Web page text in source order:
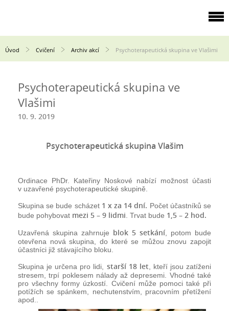
Úvod Cvičení Archiv akcí Psychoterapeutická skupina ve Vlašimi
Psychoterapeutická skupina ve
Vlašimi
10. 9. 2019
Psychoterapeutická skupina Vlašim
Ordinace PhDr. Kateřiny Noskové nabízí možnost účasti
v uzavřené psychoterapeutické skupině.
Skupina se bude scházet 1 x za 14 dní. Počet účastníků se
bude pohybovat mezi 5 – 9 lidmi . Trvat bude 1,5 – 2 hod.
Uzavřená skupina zahrnuje blok 5 setkání , potom bude
otevřena nová skupina, do které se můžou znovu zapojit
účastníci již stávajícího bloku.
Skupina je určena pro lidi, starší 18 let , kteří jsou zatíženi
stresem, trpí poklesem nálady až depresemi. Vhodné také
pro všechny formy úzkostí. Cvičení může pomoci také při
potížích se spánkem, nechutenstvím, pracovním přetížení
apod..